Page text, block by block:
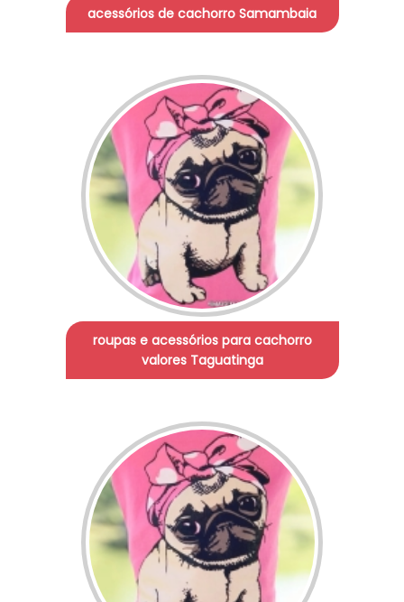
acessórios de cachorro Samambaia
roupas e acessórios para cachorro
valores Taguatinga